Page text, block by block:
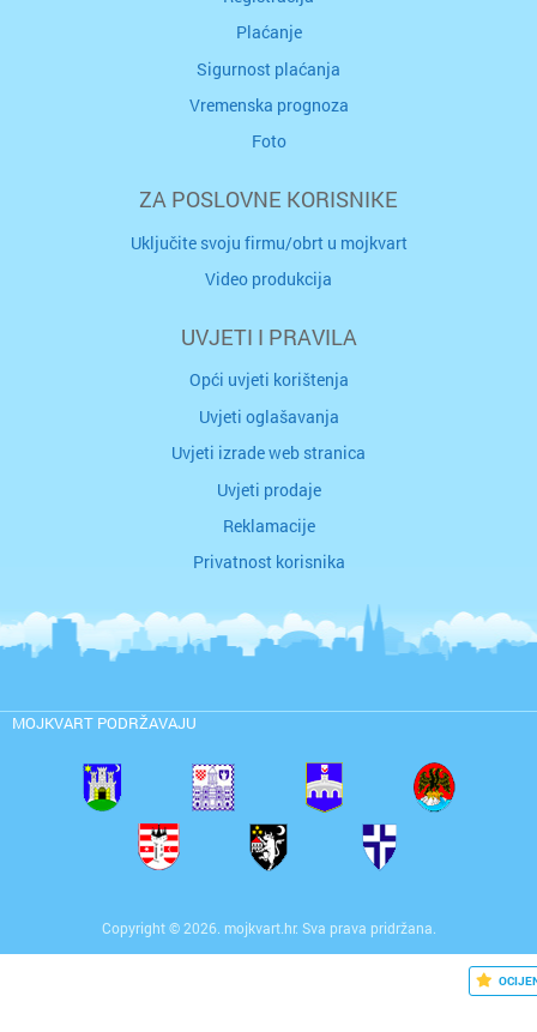
Plaćanje
Sigurnost plaćanja
Vremenska prognoza
Foto
ZA POSLOVNE KORISNIKE
Uključite svoju firmu/obrt u mojkvart
Video produkcija
UVJETI I PRAVILA
Opći uvjeti korištenja
Uvjeti oglašavanja
Uvjeti izrade web stranica
Uvjeti prodaje
Reklamacije
Privatnost korisnika
MOJKVART PODRŽAVAJU
Copyright © 2026. mojkvart.hr. Sva prava pridržana.